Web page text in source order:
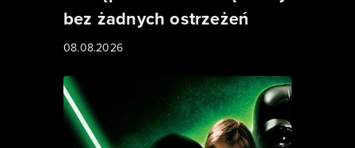
bez żadnych ostrzeżeń
08.08.2026